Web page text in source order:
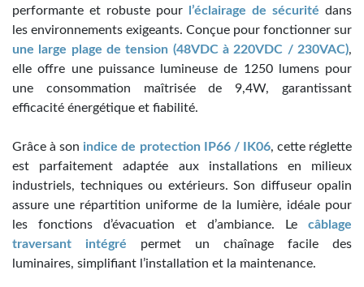
performante et robuste pour
l’éclairage de sécurité dans
les environnements exigeants. Conçue pour fonctionner sur
une large plage de tension (48VDC à 220VDC / 230VAC),
elle offre une puissance lumineuse de 1250 lumens pour
une consommation maîtrisée de 9,4W, garantissant
efficacité énergétique et fiabilité.
Grâce à son indice de protection IP66 / IK06, cette réglette
est parfaitement adaptée aux installations en milieux
industriels, techniques ou extérieurs. Son diffuseur opalin
assure une répartition uniforme de la lumière, idéale pour
les fonctions d’évacuation et d’ambiance. Le câblage
traversant intégré permet un chaînage facile des
luminaires, simplifiant l’installation et la maintenance.